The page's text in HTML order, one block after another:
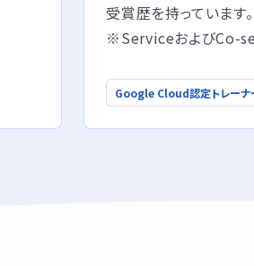
受賞歴を持っています。
※ServiceおよびCo-
Google Cloud認定トレーナ